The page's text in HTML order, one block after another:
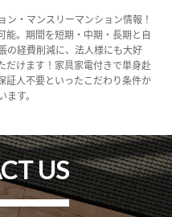
・マンスリーマンション情報！
能。期間を短期・中期・長期と自
の経費削減に、法人様にも大好
だけます！家具家電付きで単身赴
証人不要といったこだわり条件か
す。
US